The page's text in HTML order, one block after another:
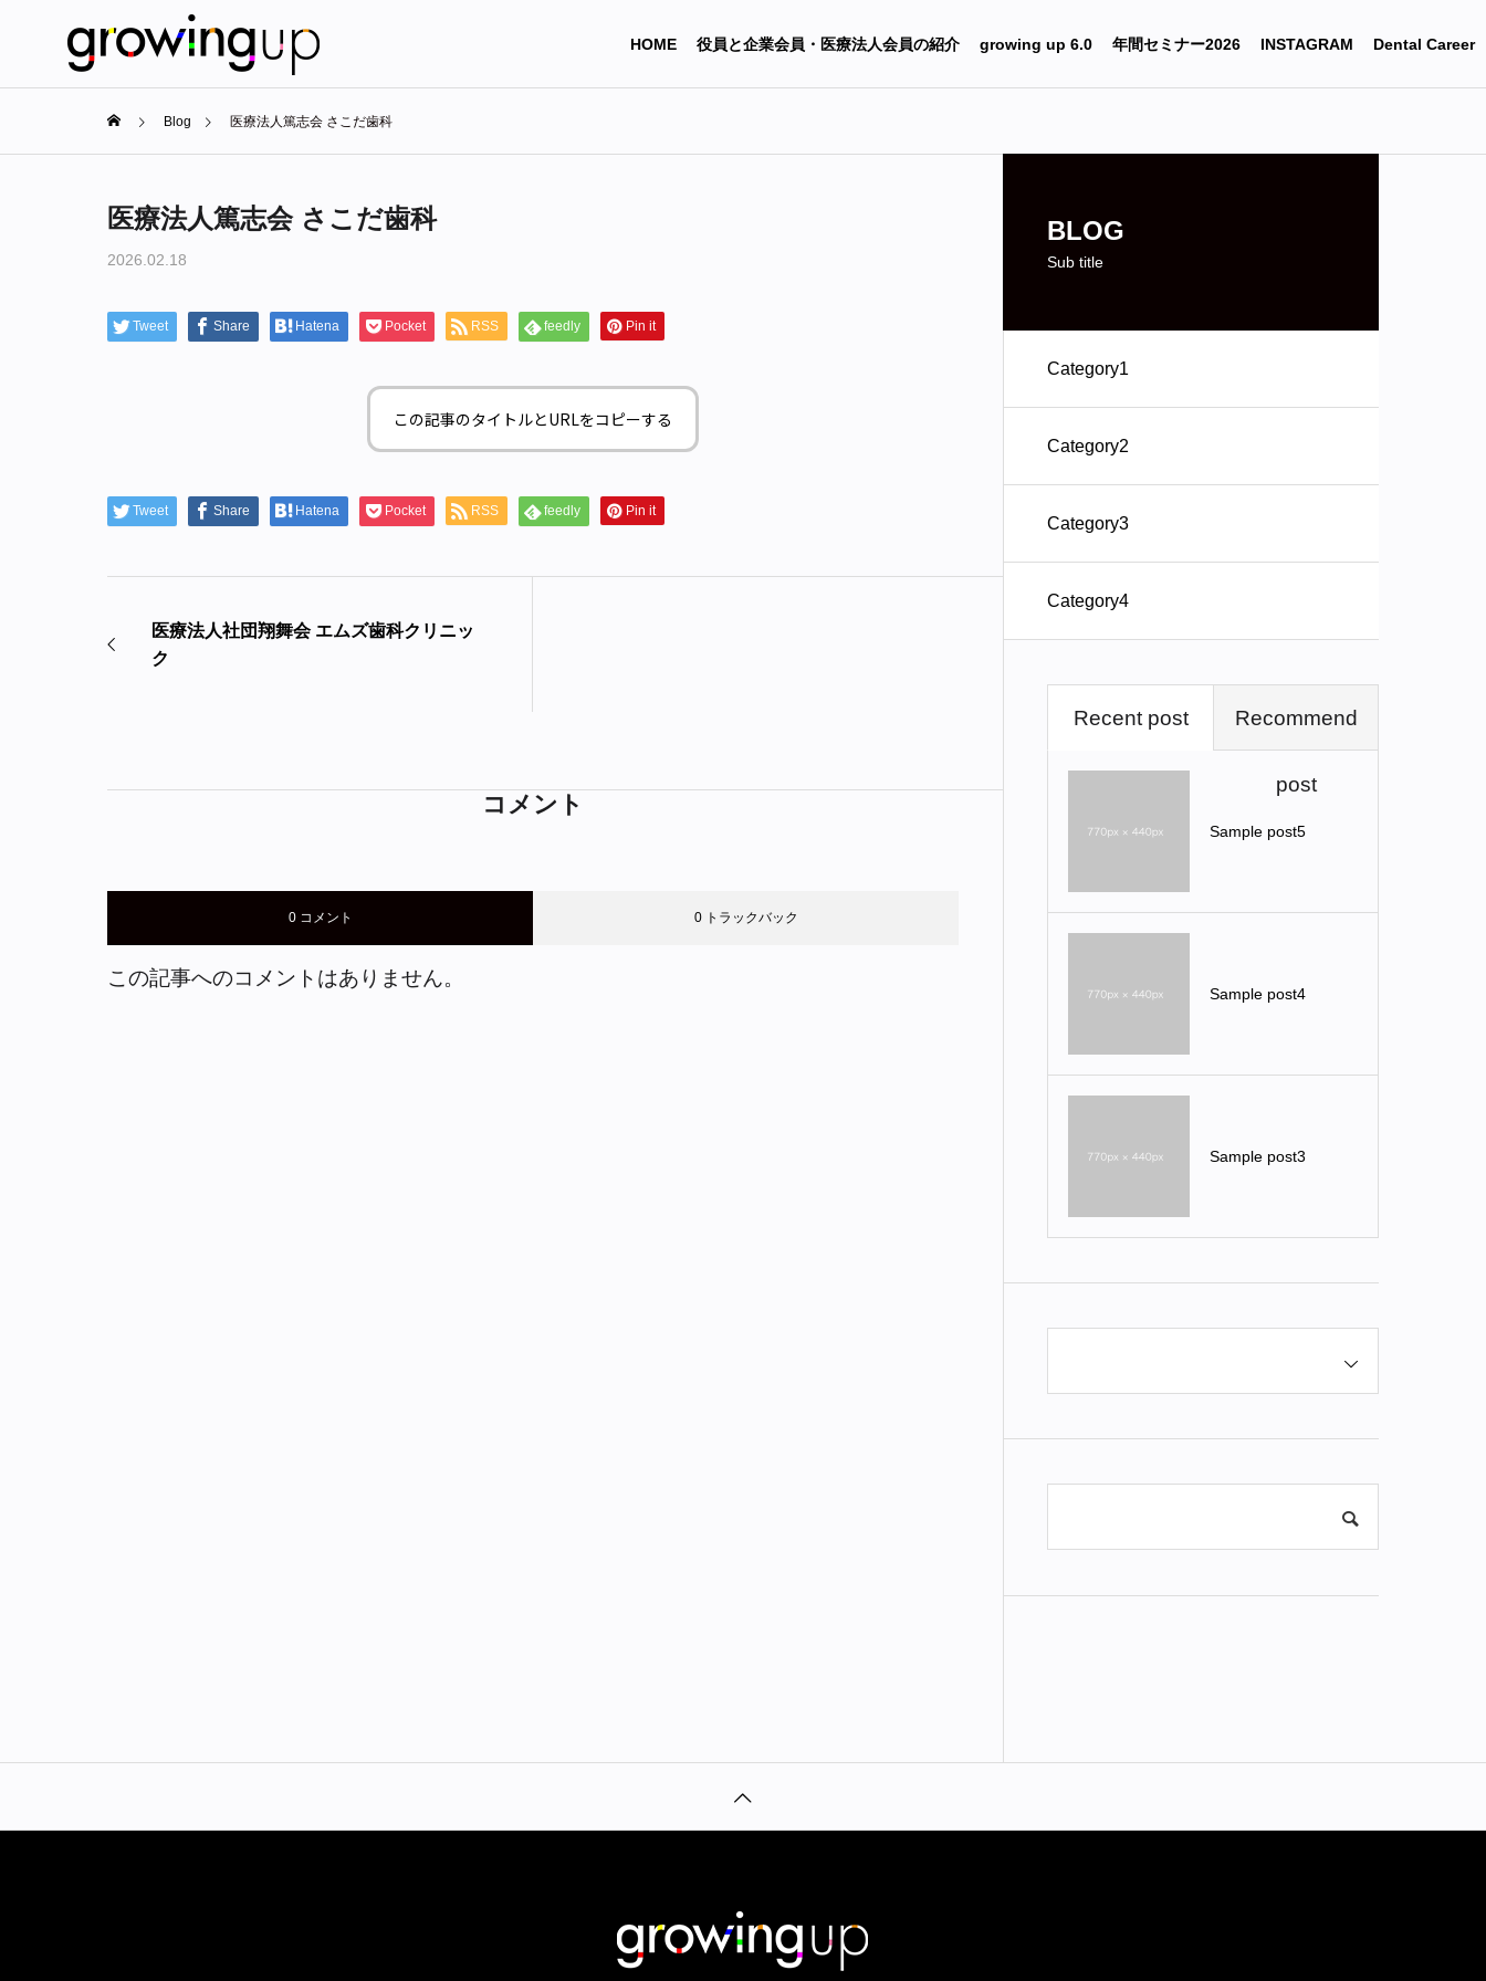
HOME 役員と企業会員・医療法人会員の紹介 growing up 6.0 年間セミナー2026 INSTAGRAM Dental Career
Blog 医療法人篤志会 さこだ歯科
医療法人篤志会 さこだ歯科
2026.02.18
Tweet Share Hatena Pocket RSS feedly Pin it
この記事のタイトルとURLをコピーする
Tweet Share Hatena Pocket RSS feedly Pin it
医療法人社団翔舞会 エムズ歯科クリニッ
ク
コメント
0 コメント 0 トラックバック
この記事へのコメントはありません。
BLOG
Sub title
Category1
Category2
Category3
Category4
Recent post Recommend
post
Sample post5
Sample post4
Sample post3